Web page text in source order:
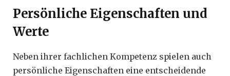
Persönliche Eigenschaften und
Werte
Neben ihrer fachlichen Kompetenz spielen auch
persönliche Eigenschaften eine entscheidende